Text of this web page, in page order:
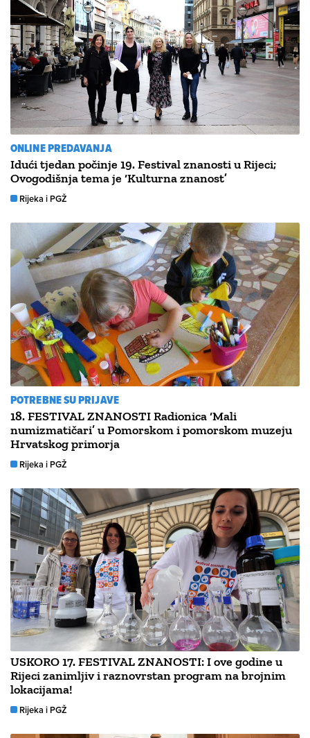
ONLINE PREDAVANJA
Idući tjedan počinje 19. Festival znanosti u Rijeci;
Ovogodišnja tema je ‘Kulturna znanost’
Rijeka i PGŽ
POTREBNE SU PRIJAVE
18. FESTIVAL ZNANOSTI Radionica ‘Mali
numizmatičari’ u Pomorskom i pomorskom muzeju
Hrvatskog primorja
Rijeka i PGŽ
USKORO 17. FESTIVAL ZNANOSTI: I ove godine u
Rijeci zanimljiv i raznovrstan program na brojnim
lokacijama!
Rijeka i PGŽ